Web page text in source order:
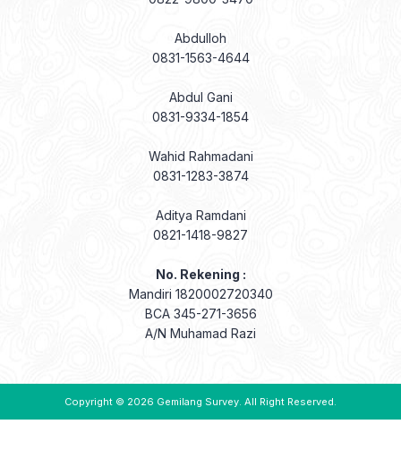
Abdulloh
0831-1563-4644
Abdul Gani
0831-9334-1854
Wahid Rahmadani
0831-1283-3874
Aditya Ramdani
0821-1418-9827
No. Rekening :
Mandiri 1820002720340
BCA 345-271-3656
A/N Muhamad Razi
Copyright © 2026 Gemilang Survey. All Right Reserved.